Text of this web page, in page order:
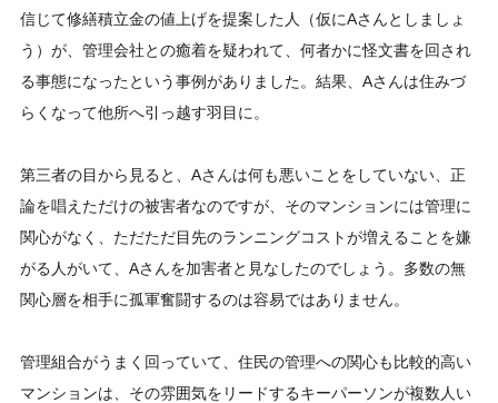
信じて修繕積立金の値上げを提案した人（仮にAさんとしましょ
う）が、管理会社との癒着を疑われて、何者かに怪文書を回され
る事態になったという事例がありました。結果、Aさんは住みづ
らくなって他所へ引っ越す羽目に。
第三者の目から見ると、Aさんは何も悪いことをしていない、正
論を唱えただけの被害者なのですが、そのマンションには管理に
関心がなく、ただただ目先のランニングコストが増えることを嫌
がる人がいて、Aさんを加害者と見なしたのでしょう。多数の無
関心層を相手に孤軍奮闘するのは容易ではありません。
管理組合がうまく回っていて、住民の管理への関心も比較的高い
マンションは、その雰囲気をリードするキーパーソンが複数人い